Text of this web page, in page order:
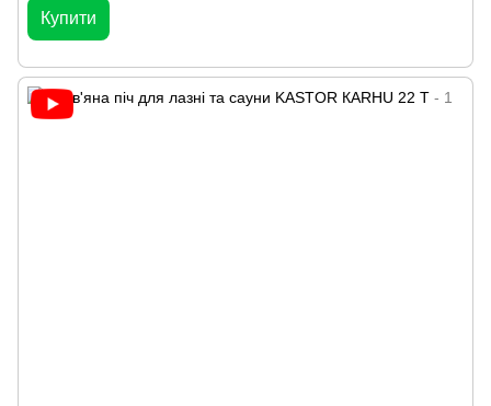
Купити